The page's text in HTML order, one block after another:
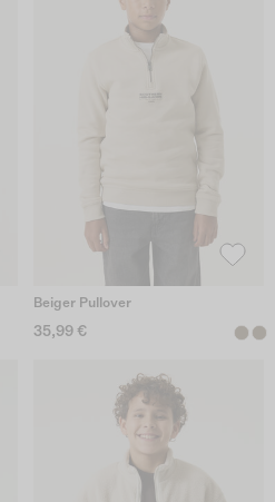
Beiger Pullover
35,99 €